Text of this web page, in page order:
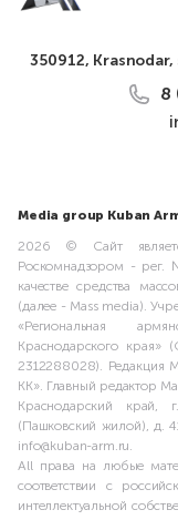
350912,
8
Media group Kuban
2026 © Сайт
Роскомнадзором -
качестве средства
(далее - Mass media).
«Региональная
Краснодарского
2312288028).
КК». Главный редактор
Краснодарский край,
(Пашковский жилой), д.
info@kuban-arm.ru.
All права на любые
соответствии с
интеллектуальной